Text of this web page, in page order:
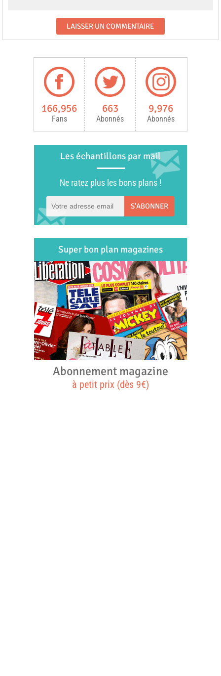
166,956
Fans
663
Abonnés
9,976
Abonnés
Les échantillons par mail
Ne ratez plus les bons plans !
S'ABONNER
Super bon plan magazines
Abonnement magazine
à petit prix (dès 9€)